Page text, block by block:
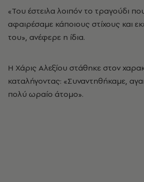
«Του έστειλα λοιπόν το τραγούδι
αφαιρέσαμε κάποιους στίχους και
του», ανέφερε η ίδια.
Η Χάρις Αλεξίου στάθηκε στον
καταλήγοντας: «Συναντηθήκαμε,
πολύ ωραίο άτομο».